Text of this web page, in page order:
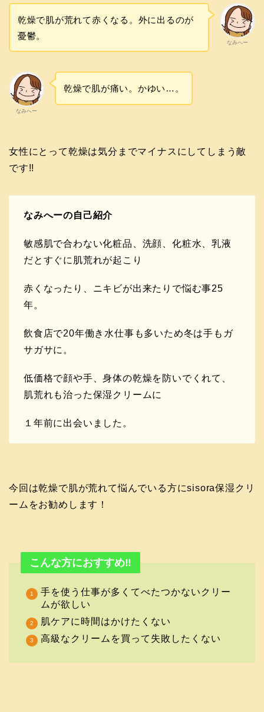
なみへー
乾燥で肌が荒れて赤くなる。外に出るのが
憂鬱。
なみへー
乾燥で肌が痛い。かゆい…。
女性にとって乾燥は気分までマイナスにしてしまう敵
です!!
なみへーの自己紹介
敏感肌で合わない化粧品、洗顔、化粧水、乳液
だとすぐに肌荒れが起こり
赤くなったり、ニキビが出来たりで悩む事25
年。
飲食店で20年働き水仕事も多いため冬は手もガ
サガサに。
低価格で顔や手、身体の乾燥を防いでくれて、
肌荒れも治った保湿クリームに
１年前に出会いました。
今回は乾燥で肌が荒れて悩んでいる方にsisora保湿クリ
ームをお勧めします！
こんな方におすすめ‼
手を使う仕事が多くてべたつかないクリー
ムが欲しい
肌ケアに時間はかけたくない
高級なクリームを買って失敗したくない